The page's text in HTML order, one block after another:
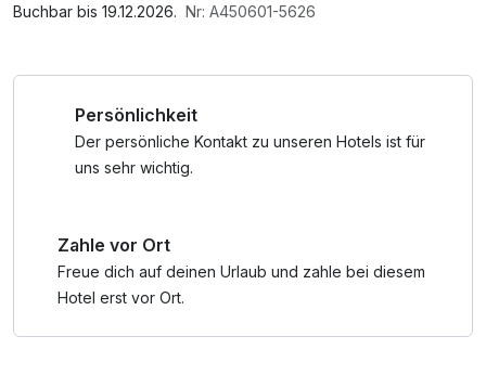
Nutzung des Fitnessbereichs, Nutzung des
Buchbar bis 19.12.2026. Nr: A450601-5626
Persönlichkeit
Der persönliche Kontakt zu unseren Hotels ist für
uns sehr wichtig.
Zahle vor Ort
Freue dich auf deinen Urlaub und zahle bei diesem
Hotel erst vor Ort.